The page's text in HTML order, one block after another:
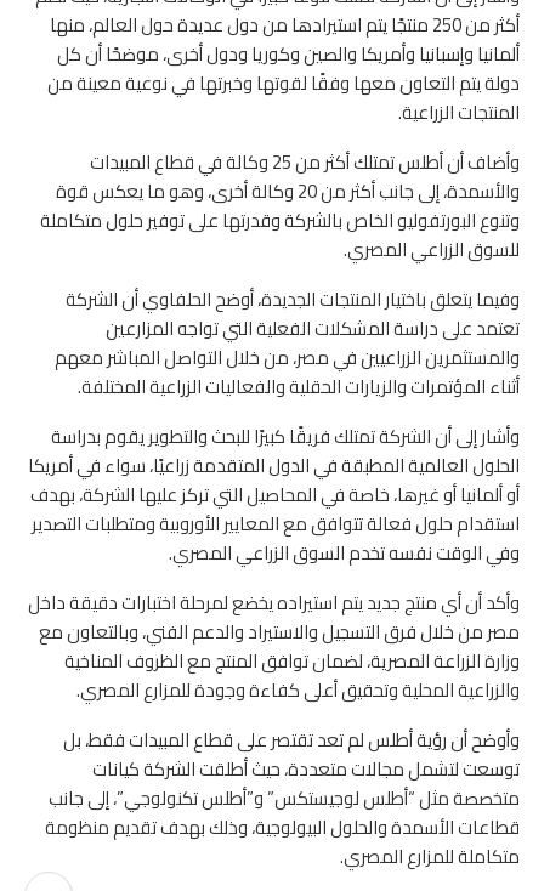
أكثر من 250 منتجًا يتم استيرادها من دول عديدة حول العالم، منها
ألمانيا وإسبانيا وأمريكا والصين وكوريا ودول أخرى، موضحًا أن كل
دولة يتم التعاون معها وفقًا لقوتها وخبرتها في نوعية معينة من
المنتجات الزراعية.
وأضاف أن أطلس تمتلك أكثر من 25 وكالة في قطاع المبيدات
والأسمدة، إلى جانب أكثر من 20 وكالة أخرى، وهو ما يعكس قوة
وتنوع البورتفوليو الخاص بالشركة وقدرتها على توفير حلول متكاملة
للسوق الزراعي المصري.
وفيما يتعلق باختيار المنتجات الجديدة، أوضح الحلفاوي أن الشركة
تعتمد على دراسة المشكلات الفعلية التي تواجه المزارعين
والمستثمرين الزراعيين في مصر، من خلال التواصل المباشر معهم
أثناء المؤتمرات والزيارات الحقلية والفعاليات الزراعية المختلفة.
وأشار إلى أن الشركة تمتلك فريقًا كبيرًا للبحث والتطوير يقوم بدراسة
الحلول العالمية المطبقة في الدول المتقدمة زراعيًا، سواء في أمريكا
أو ألمانيا أو غيرها، خاصة في المحاصيل التي تركز عليها الشركة، بهدف
استقدام حلول فعالة تتوافق مع المعايير الأوروبية ومتطلبات التصدير
وفي الوقت نفسه تخدم السوق الزراعي المصري.
وأكد أن أي منتج جديد يتم استيراده يخضع لمرحلة اختبارات دقيقة داخل
مصر من خلال فرق التسجيل والاستيراد والدعم الفني، وبالتعاون مع
وزارة الزراعة المصرية، لضمان توافق المنتج مع الظروف المناخية
والزراعية المحلية وتحقيق أعلى كفاءة وجودة للمزارع المصري.
وأوضح أن رؤية أطلس لم تعد تقتصر على قطاع المبيدات فقط، بل
توسعت لتشمل مجالات متعددة، حيث أطلقت الشركة كيانات
متخصصة مثل “أطلس لوجيستكس” و”أطلس تكنولوجي”، إلى جانب
قطاعات الأسمدة والحلول البيولوجية، وذلك بهدف تقديم منظومة
متكاملة للمزارع المصري.